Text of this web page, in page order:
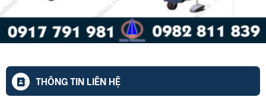
THÔNG TIN LIÊN HỆ